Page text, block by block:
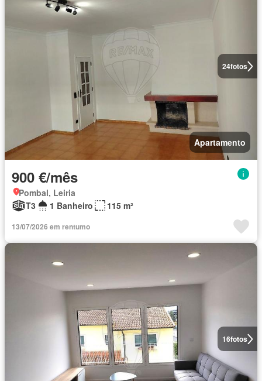
24fotos
Apartamento
900 €/mês
Pombal, Leiria
T3
1 Banheiro 115 m²
13/07/2026 em rentumo
16fotos